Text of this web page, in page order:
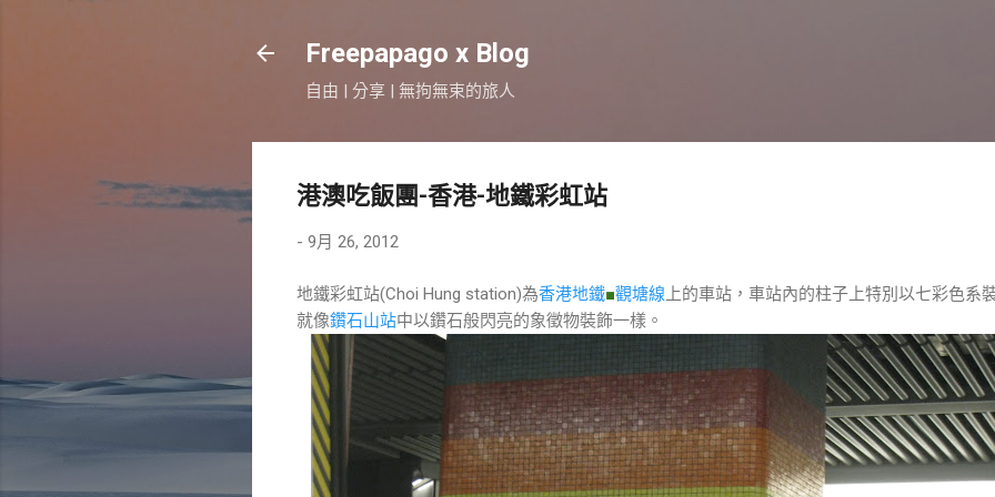
Freepapago x Blog
自由 | 分享 | 無拘無束的旅人
港澳吃飯團-香港-地鐵彩虹站
- 9月 26, 2012
地鐵彩虹站(Choi Hung station)為香港地鐵■觀塘線 上的車站，車站內的柱子上特別以七彩色系
就像鑽石山站中以鑽石般閃亮的象徵物裝飾一樣。